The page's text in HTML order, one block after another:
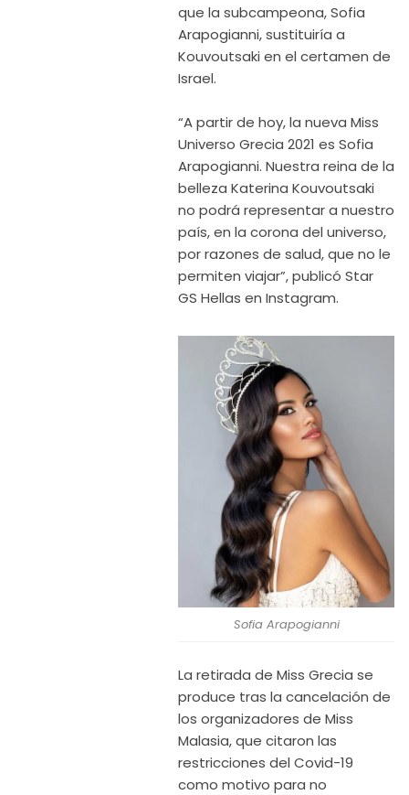
que la subcampeona, Sofia
Arapogianni, sustituiría a
Kouvoutsaki en el certamen de
Israel.
“A partir de hoy, la nueva Miss
Universo Grecia 2021 es Sofia
Arapogianni. Nuestra reina de la
belleza Katerina Kouvoutsaki
no podrá representar a nuestro
país, en la corona del universo,
por razones de salud, que no le
permiten viajar”, publicó Star
GS Hellas en Instagram.
Sofia Arapogianni
La retirada de Miss Grecia se
produce tras la cancelación de
los organizadores de Miss
Malasia, que citaron las
restricciones del Covid-19
como motivo para no